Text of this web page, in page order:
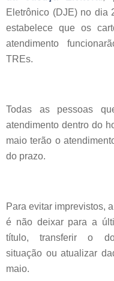
Eletrônico (DJE) no dia
estabelece que os
atendimento
TREs.
Todas as pessoas
atendimento dentro do
maio terão o
do prazo.
Para evitar imprevistos,
é não deixar para a
título, transferir o
situação ou atualizar
maio.